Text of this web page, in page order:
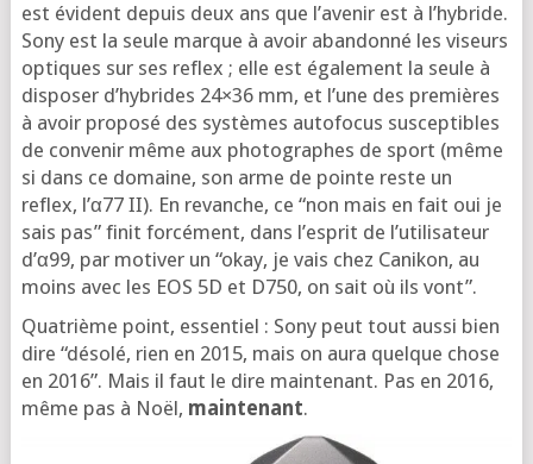
est évident depuis deux ans que l’a­ve­nir est à l’hy­bride.
Sony est la seule marque à avoir aban­don­né les viseurs
optiques sur ses reflex ; elle est éga­le­ment la seule à
dis­po­ser d’hy­brides 24×36 mm, et l’une des pre­mières
à avoir pro­po­sé des sys­tèmes auto­fo­cus sus­cep­tibles
de conve­nir même aux pho­to­graphes de sport (même
si dans ce domaine, son arme de pointe reste un
reflex, l’α77 II). En revanche, ce “non mais en fait oui je
sais pas” finit for­cé­ment, dans l’es­prit de l’u­ti­li­sa­teur
d’α99, par moti­ver un “okay, je vais chez Cani­kon, au
moins avec les EOS 5D et D750, on sait où ils vont”.
Qua­trième point, essen­tiel : Sony peut tout aus­si bien
dire “déso­lé, rien en 2015, mais on aura quelque chose
en 2016”. Mais il faut le dire main­te­nant. Pas en 2016,
même pas à Noël, main­te­nant.